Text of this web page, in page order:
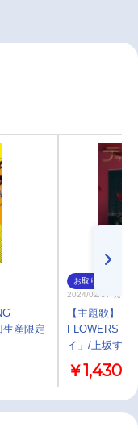
産限定
お取り寄せ
2024/02/07 発売
【主題歌】
FLOWERS
イ」/上坂すみ
￥1,430